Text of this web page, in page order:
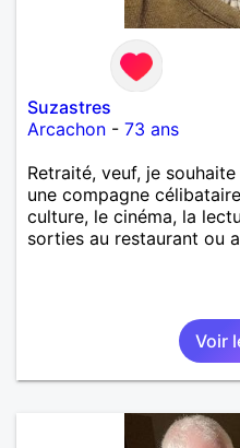
Suzastres
Arcachon - 73 ans
Retraité, veuf, je
une compagne
culture, le cinéma, la
sorties au restaurant ou
Voir